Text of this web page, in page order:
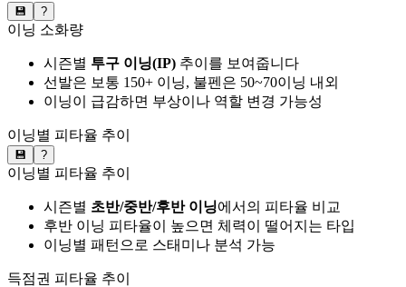
💾 ?
이닝 소화량
시즌별 투구 이닝(IP) 추이를 보여줍니다
선발은 보통 150+ 이닝, 불펜은 50~70이닝 내외
이닝이 급감하면 부상이나 역할 변경 가능성
이닝별 피타율 추이
💾 ?
이닝별 피타율 추이
시즌별 초반/중반/후반 이닝에서의 피타율 비교
후반 이닝 피타율이 높으면 체력이 떨어지는 타입
이닝별 패턴으로 스태미나 분석 가능
득점권 피타율 추이